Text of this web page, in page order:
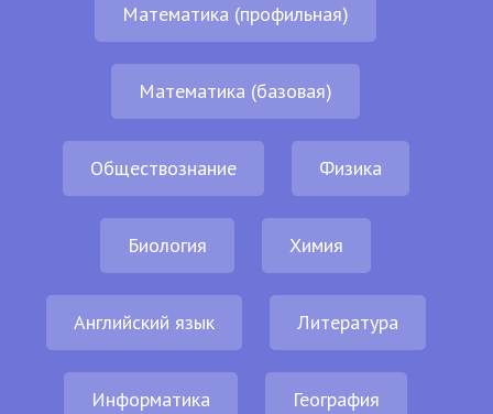
Математика (профильная)
Математика (базовая)
Обществознание Физика
Биология Химия
Английский язык Литература
Информатика География